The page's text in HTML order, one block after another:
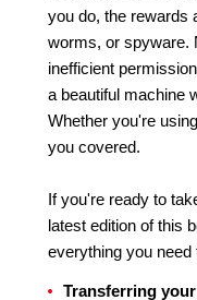
you do, the rewards
worms, or spyware.
inefficient
a beautiful machine
Whether you're
you covered.
If you're ready to
latest edition of this
everything you need
Transferring